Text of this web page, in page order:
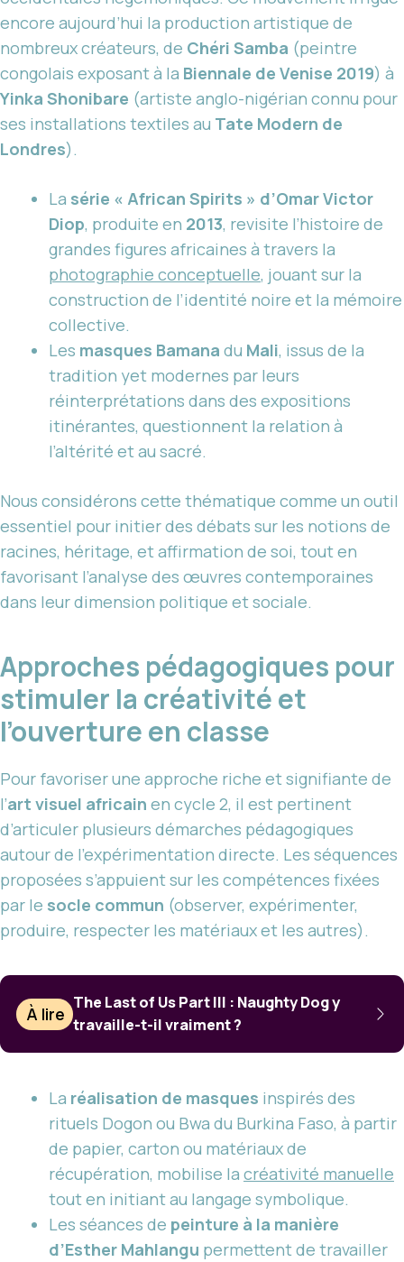
encore aujourd’hui la production artistique de
nombreux créateurs, de Chéri Samba (peintre
congolais exposant à la Biennale de Venise 2019) à
Yinka Shonibare (artiste anglo-nigérian connu pour
ses installations textiles au Tate Modern de
Londres).
La série « African Spirits » d’Omar Victor
Diop, produite en 2013, revisite l’histoire de
grandes figures africaines à travers la
photographie conceptuelle, jouant sur la
construction de l’identité noire et la mémoire
collective.
Les masques Bamana du Mali, issus de la
tradition yet modernes par leurs
réinterprétations dans des expositions
itinérantes, questionnent la relation à
l’altérité et au sacré.
Nous considérons cette thématique comme un outil
essentiel pour initier des débats sur les notions de
racines, héritage, et affirmation de soi, tout en
favorisant l’analyse des œuvres contemporaines
dans leur dimension politique et sociale.
Approches pédagogiques pour
stimuler la créativité et
l’ouverture en classe
Pour favoriser une approche riche et signifiante de
l’art visuel africain en cycle 2, il est pertinent
d’articuler plusieurs démarches pédagogiques
autour de l’expérimentation directe. Les séquences
proposées s’appuient sur les compétences fixées
par le socle commun (observer, expérimenter,
produire, respecter les matériaux et les autres).
À lire
The Last of Us Part III : Naughty Dog y
travaille-t-il vraiment ?
La réalisation de masques inspirés des
rituels Dogon ou Bwa du Burkina Faso, à partir
de papier, carton ou matériaux de
récupération, mobilise la créativité manuelle
tout en initiant au langage symbolique.
Les séances de peinture à la manière
d’Esther Mahlangu permettent de travailler